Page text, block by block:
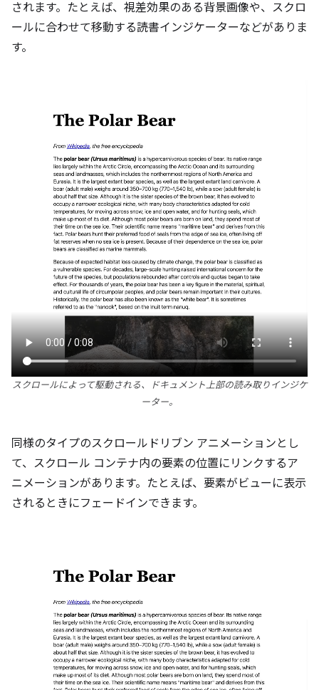
されます。たとえば、視差効果のある背景画像や、スクロ
ールに合わせて移動する読書インジケーターなどがありま
す。
スクロールによって駆動される、ドキュメント上部の読み取りインジケ
ーター。
同様のタイプのスクロールドリブン アニメーションとし
て、スクロール コンテナ内の要素の位置にリンクするア
ニメーションがあります。たとえば、要素がビューに表示
されるときにフェードインできます。